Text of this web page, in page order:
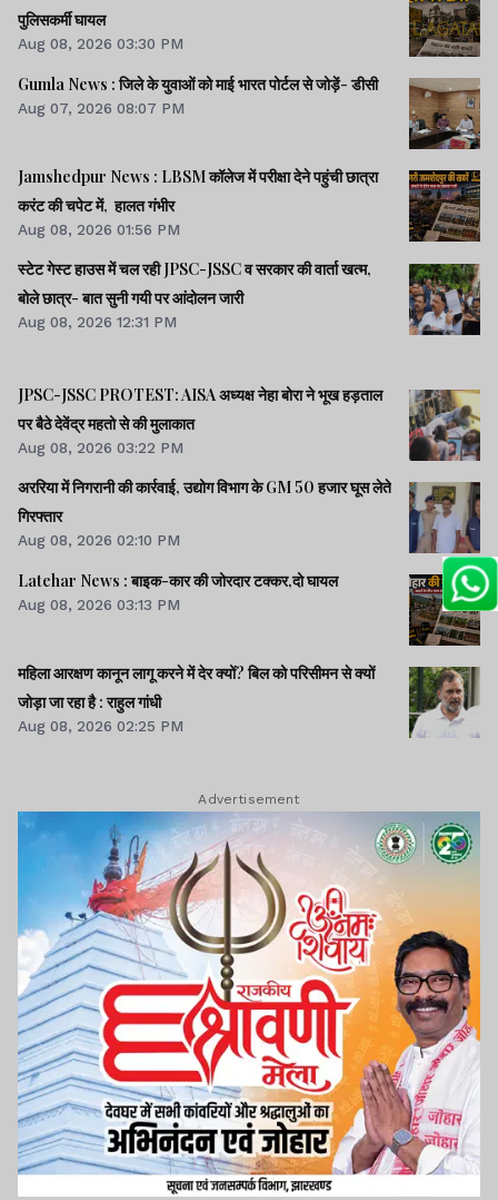
पुलिसकर्मी घायल
Aug 08, 2026 03:30 PM
Gumla News : जिले के युवाओं को माई भारत पोर्टल से जोड़ें- डीसी
Aug 07, 2026 08:07 PM
Jamshedpur News : LBSM कॉलेज में परीक्षा देने पहुंची छात्रा
करंट की चपेट में, हालत गंभीर
Aug 08, 2026 01:56 PM
स्टेट गेस्ट हाउस में चल रही JPSC-JSSC व सरकार की वार्ता खत्म,
बोले छात्र- बात सुनी गयी पर आंदोलन जारी
Aug 08, 2026 12:31 PM
JPSC-JSSC PROTEST: AISA अध्यक्ष नेहा बोरा ने भूख हड़ताल
पर बैठे देवेंद्र महतो से की मुलाकात
Aug 08, 2026 03:22 PM
अररिया में निगरानी की कार्रवाई, उद्योग विभाग के GM 50 हजार घूस लेते
गिरफ्तार
Aug 08, 2026 02:10 PM
Latehar News : बाइक-कार की जोरदार टक्‍कर,दो घायल
Aug 08, 2026 03:13 PM
महिला आरक्षण कानून लागू करने में देर क्यों? बिल को परिसीमन से क्यों
जोड़ा जा रहा है : राहुल गांधी
Aug 08, 2026 02:25 PM
Advertisement